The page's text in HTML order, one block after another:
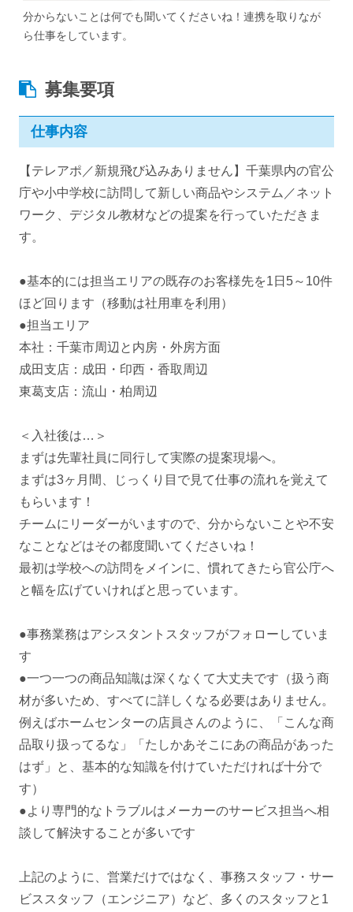
分からないことは何でも聞いてくださいね！連携を取りなが
ら仕事をしています。
募集要項
仕事内容
【テレアポ／新規飛び込みありません】千葉県内の官公
庁や小中学校に訪問して新しい商品やシステム／ネット
ワーク、デジタル教材などの提案を行っていただきま
す。
●基本的には担当エリアの既存のお客様先を1日5～10件
ほど回ります（移動は社用車を利用）
●担当エリア
本社：千葉市周辺と内房・外房方面
成田支店：成田・印西・香取周辺
東葛支店：流山・柏周辺
＜入社後は…＞
まずは先輩社員に同行して実際の提案現場へ。
まずは3ヶ月間、じっくり目で見て仕事の流れを覚えて
もらいます！
チームにリーダーがいますので、分からないことや不安
なことなどはその都度聞いてくださいね！
最初は学校への訪問をメインに、慣れてきたら官公庁へ
と幅を広げていければと思っています。
●事務業務はアシスタントスタッフがフォローしていま
す
●一つ一つの商品知識は深くなくて大丈夫です（扱う商
材が多いため、すべてに詳しくなる必要はありません。
例えばホームセンターの店員さんのように、「こんな商
品取り扱ってるな」「たしかあそこにあの商品があった
はず」と、基本的な知識を付けていただければ十分で
す）
●より専門的なトラブルはメーカーのサービス担当へ相
談して解決することが多いです
上記のように、営業だけではなく、事務スタッフ・サー
ビススタッフ（エンジニア）など、多くのスタッフと1